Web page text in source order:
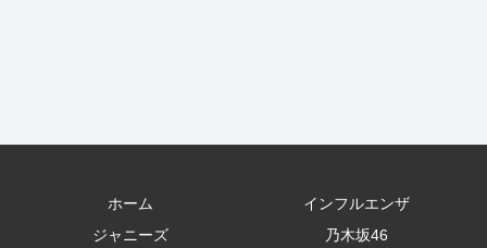
ホーム
インフルエンザ
ジャニーズ
乃木坂46